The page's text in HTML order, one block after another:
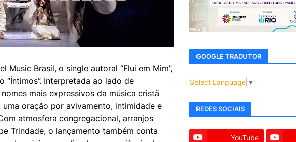
Music Brasil, o single autoral “Flui em Mim”,
Interpretada ao lado de
mais expressivos da música cristã
oração por avivamento, intimidade e
atmosfera congregacional, arranjos
Trindade, o lançamento também conta
GOOGLE TRADUTOR
Select Language ▼
REDES SOCIAIS
YouTube